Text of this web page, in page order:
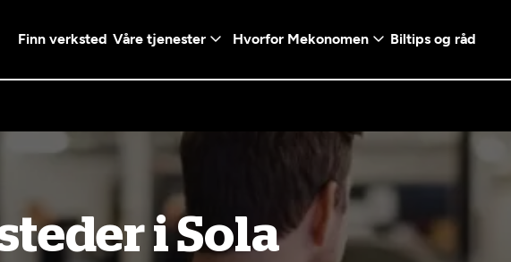
Finn verksted Våre tjenester Hvorfor Mekonomen
Lønnsomt valg
Biltips og råd
Opprett en konto ved å klikke på
Logg inn med Vipps
Telefonnummer
i Sola